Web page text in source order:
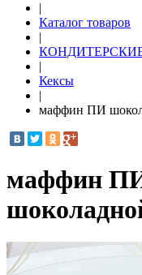
|
Каталог товаров
|
|
Кексы
|
маффин ПИ
маффин